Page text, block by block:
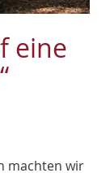
eine
machten wir